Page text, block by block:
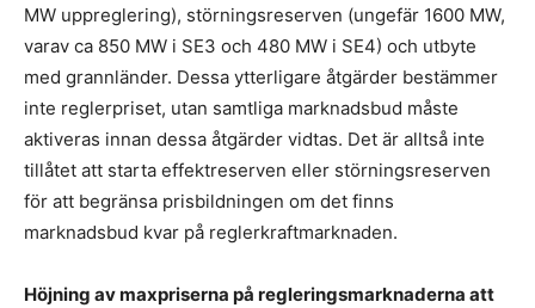
MW uppreglering), störningsreserven (ungefär 1600 MW,
varav ca 850 MW i SE3 och 480 MW i SE4) och utbyte
med grannländer. Dessa ytterligare åtgärder bestämmer
inte reglerpriset, utan samtliga marknadsbud måste
aktiveras innan dessa åtgärder vidtas. Det är alltså inte
tillåtet att starta effektreserven eller störningsreserven
för att begränsa prisbildningen om det finns
marknadsbud kvar på reglerkraftmarknaden.
Höjning av maxpriserna på regleringsmarknaderna att